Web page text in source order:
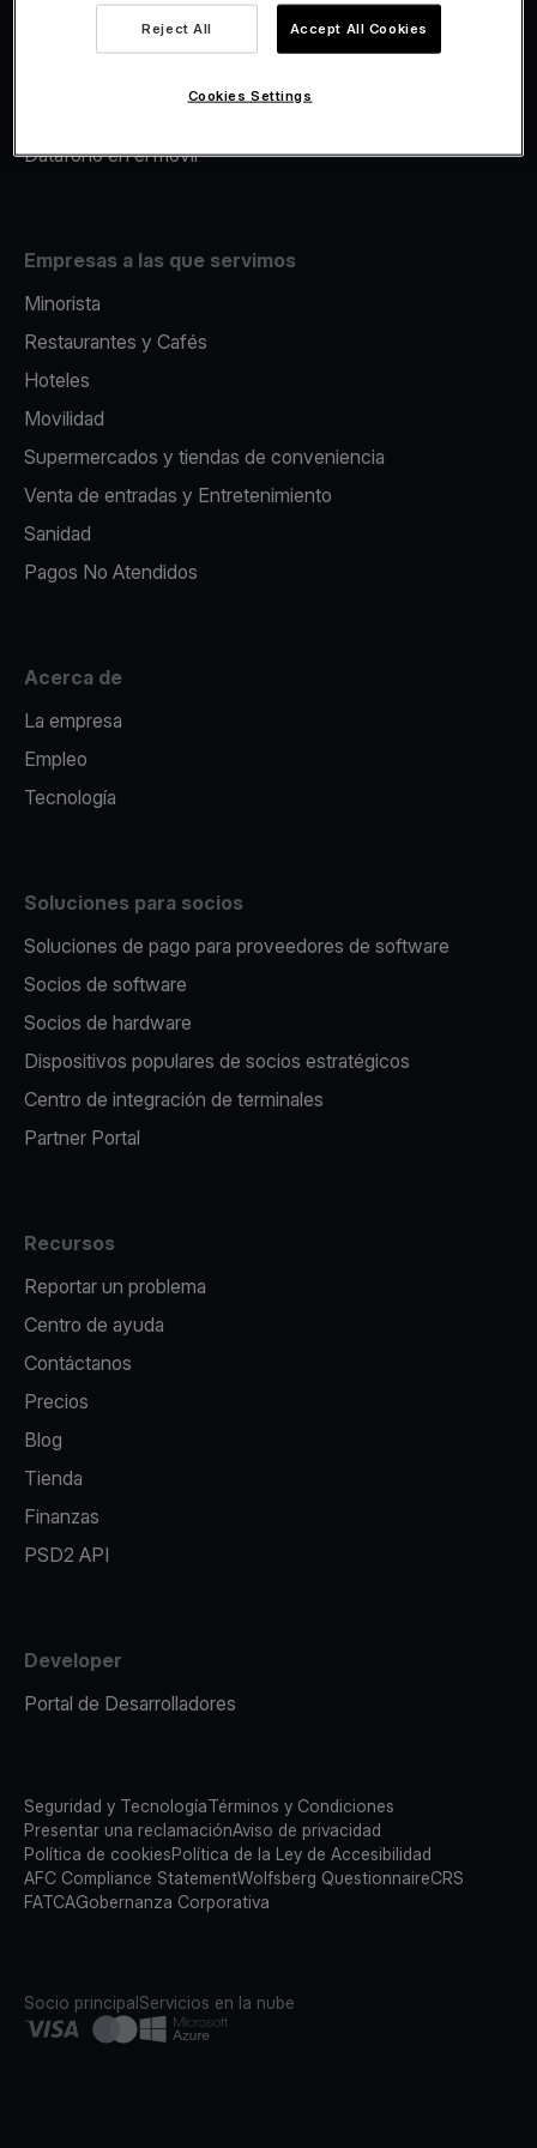
Avance Comercial
Datáfono en el movil
Empresas a las que servimos
Minorista
Restaurantes y Cafés
Hoteles
Movilidad
Supermercados y tiendas de conveniencia
Venta de entradas y Entretenimiento
Sanidad
Pagos No Atendidos
Acerca de
La empresa
Empleo
Tecnología
Soluciones para socios
Soluciones de pago para proveedores de software
Socios de software
Socios de hardware
Dispositivos populares de socios estratégicos
Centro de integración de terminales
Partner Portal
Recursos
Reportar un problema
Centro de ayuda
Contáctanos
Precios
Blog
Tienda
Finanzas
PSD2 API
Developer
Portal de Desarrolladores
Seguridad y TecnologíaTérminos y Condiciones
Presentar una reclamaciónAviso de privacidad
Política de cookiesPolítica de la Ley de Accesibilidad
AFC Compliance StatementWolfsberg QuestionnaireCRS
FATCAGobernanza Corporativa
Socio principalServicios en la nube
Reject All Accept All Cookies
Cookies Settings